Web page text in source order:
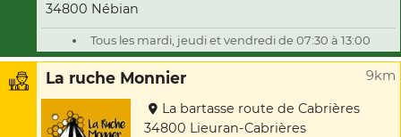
34800 Nébian
Tous les mardi, jeudi et vendredi de 07:30 à 13:00
La ruche Monnier 9km
La bartasse route de Cabrières
34800 Lieuran-Cabrières